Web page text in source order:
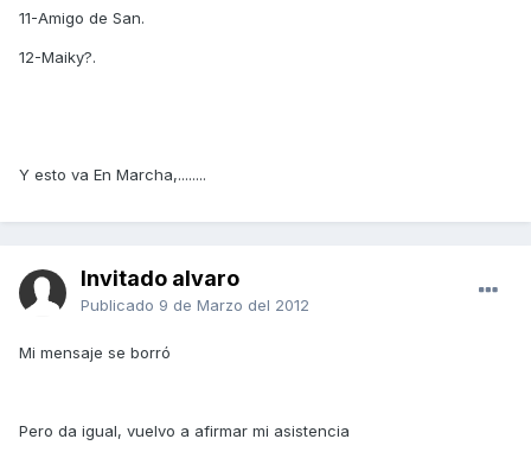
11-Amigo de San.
12-Maiky?.
Y esto va En Marcha,........
Invitado alvaro
Publicado 9 de Marzo del 2012
Mi mensaje se borró
Pero da igual, vuelvo a afirmar mi asistencia